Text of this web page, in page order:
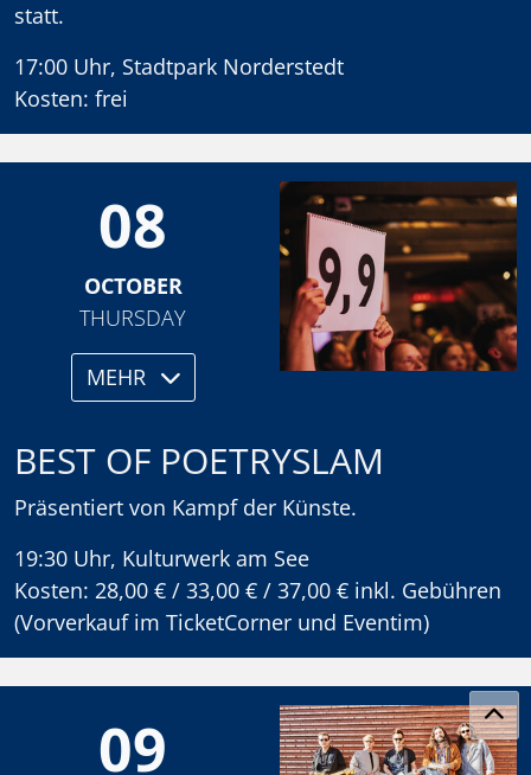
statt.
17:00 Uhr, Stadtpark Norderstedt
Kosten: frei
08
OCTOBER
THURSDAY
MEHR
BEST OF POETRYSLAM
Präsentiert von Kampf der Künste.
19:30 Uhr, Kulturwerk am See
Kosten: 28,00 € / 33,00 € / 37,00 € inkl. Gebühren
(Vorverkauf im TicketCorner und Eventim)
09